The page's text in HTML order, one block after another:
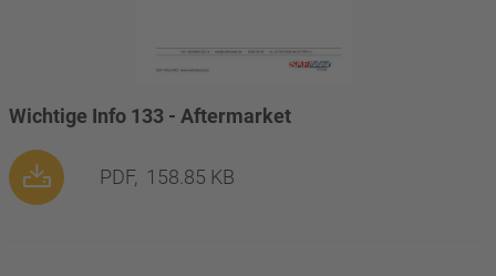
Wichtige Info 133 - Aftermarket
PDF, 158.85 KB